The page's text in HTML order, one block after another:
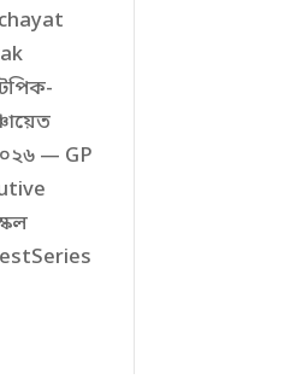
— GP